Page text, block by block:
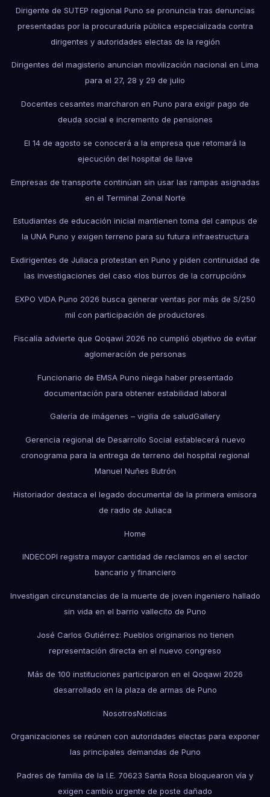
Dirigente de SUTEP regional Puno se pronuncia tras denuncias
presentadas por la procuraduría pública especializada contra
dirigentes y autoridades electas de la región
Dirigentes del magisterio anuncian movilización nacional en Lima
para el 27, 28 y 29 de julio
Docentes cesantes marcharon en Puno para exigir pago de
deuda social e incremento de pensiones
El 14 de agosto se conocerá a la empresa que retomará la
ejecución del hospital de Ilave
Empresas de transporte continúan sin usar las rampas asignadas
en el Terminal Zonal Norte
Estudiantes de educación inicial mantienen toma del campus de
la UNA Puno y exigen terreno para su futura infraestructura
Exdirigentes de Juliaca protestan en Puno y piden continuidad de
las investigaciones del caso «los burros de la corrupción»
EXPO VIDA Puno 2026 busca generar ventas por más de S/250
mil con participación de productores
Fiscalía advierte que Qoqawi 2026 no cumplió objetivo de evitar
aglomeración de personas
Funcionario de EMSA Puno niega haber presentado
documentación para obtener estabilidad laboral
Galería de imágenes – vigilia de saludGallery
Gerencia regional de Desarrollo Social establecerá nuevo
cronograma para la entrega de terreno del hospital regional
Manuel Nuñes Butrón
Historiador destaca el legado documental de la primera emisora
de radio de Juliaca
Home
INDECOPI registra mayor cantidad de reclamos en el sector
bancario y financiero
Investigan circunstancias de la muerte de joven ingeniero hallado
sin vida en el barrio vallecito de Puno
José Carlos Gutiérrez: Pueblos originarios no tienen
representación directa en el nuevo congreso
Más de 100 instituciones participaron en el Qoqawi 2026
desarrollado en la plaza de armas de Puno
NosotrosNoticias
Organizaciones se reúnen con autoridades electas para exponer
las principales demandas de Puno
Padres de familia de la I.E. 70623 Santa Rosa bloquearon vía y
exigen cambio urgente de poste dañado